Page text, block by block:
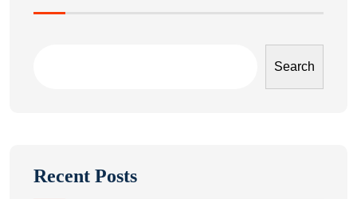
Search
Recent Posts